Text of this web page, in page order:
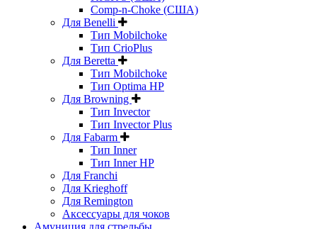
Comp-n-Choke (США)
Для Benelli
Тип Mobilchoke
Тип CrioPlus
Для Beretta
Тип Mobilchoke
Тип Optima HP
Для Browning
Тип Invector
Тип Invector Plus
Для Fabarm
Тип Inner
Тип Inner HP
Для Franchi
Для Krieghoff
Для Remington
Аксессуары для чоков